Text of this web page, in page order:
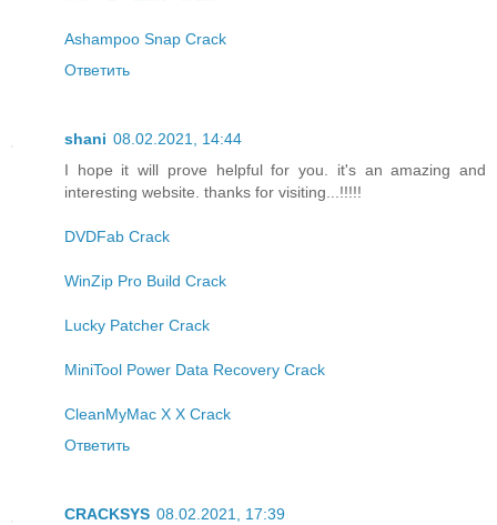
Ashampoo Snap Crack
Ответить
shani 08.02.2021, 14:44
I hope it will prove helpful for you. it's an amazing and
interesting website. thanks for visiting...!!!!!
DVDFab Crack
WinZip Pro Build Crack
Lucky Patcher Crack
MiniTool Power Data Recovery Crack
CleanMyMac X X Crack
Ответить
CRACKSYS 08.02.2021, 17:39